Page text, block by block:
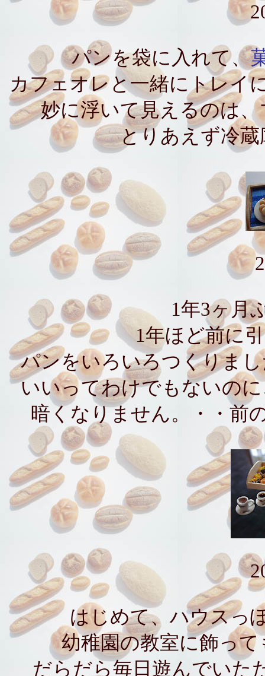
パンを袋に入れて、
カフェオレと一緒にトレイ
妙に浮いて見えるのは
とりあえず冷
1年3ヶ月
1年ほど前に
パンをいろいろつくりま
いいってわけでもないの
暗くなりません。・・前
はじめて、ハウスっ
幼稚園の教室に飾っ
だらだら毎日遊んでいた